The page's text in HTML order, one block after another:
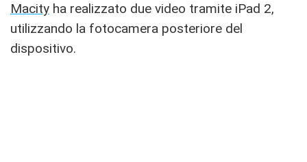
Macity ha realizzato due video tramite iPad 2,
utilizzando la fotocamera posteriore del
dispositivo.